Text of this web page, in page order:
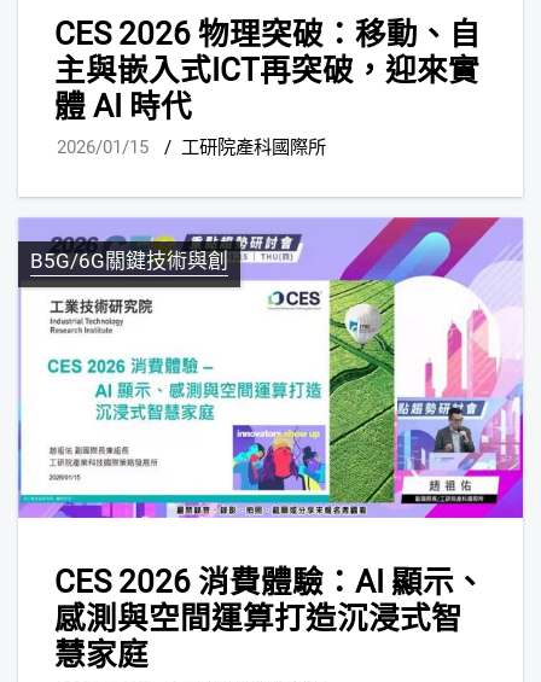
CES 2026 物理突破：移動、自
主與嵌入式ICT再突破，迎來實
體 AI 時代
2026/01/15 / 工研院產科國際所
B5G/6G關鍵技術與創
CES 2026 消費體驗：AI 顯示、
感測與空間運算打造沉浸式智
慧家庭